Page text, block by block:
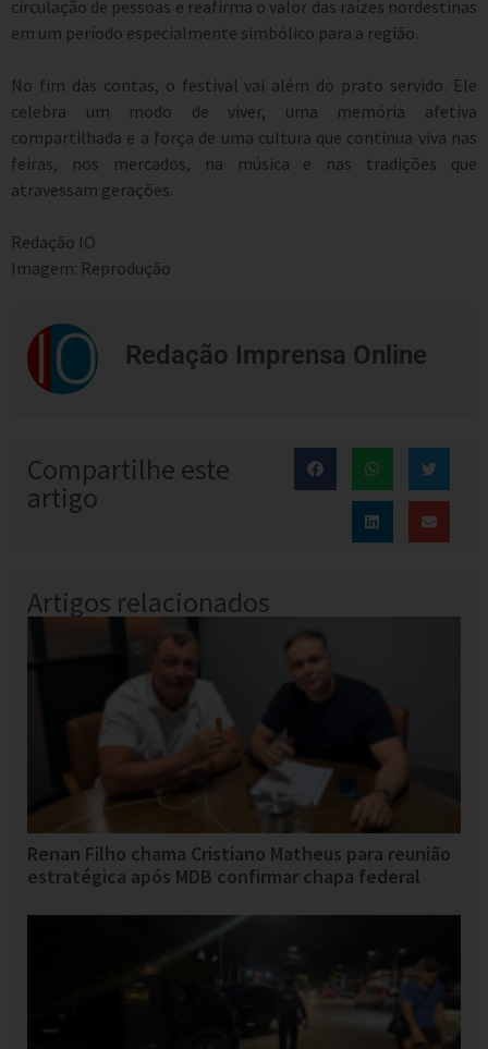
circulação de pessoas e reafirma o valor das raízes nordestinas
em um período especialmente simbólico para a região.
No fim das contas, o festival vai além do prato servido. Ele
celebra um modo de viver, uma memória afetiva
compartilhada e a força de uma cultura que continua viva nas
feiras, nos mercados, na música e nas tradições que
atravessam gerações.
Redação IO
Imagem: Reprodução
Redação Imprensa Online
Compartilhe este
artigo
Artigos relacionados
Renan Filho chama Cristiano Matheus para reunião
estratégica após MDB confirmar chapa federal